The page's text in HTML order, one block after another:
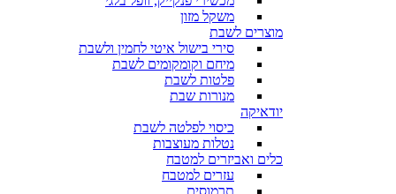
משקל מזון
מוצרים לשבת
סירי בישול איטי לחמין ולשבת
מיחם וקומקומים לשבת
פלטות לשבת
מנורות שבת
יודאיקה
כיסוי לפלטה לשבת
נטלות מעוצבות
כלים ואביזרים למטבח
עזרים למטבח
תרמוסים